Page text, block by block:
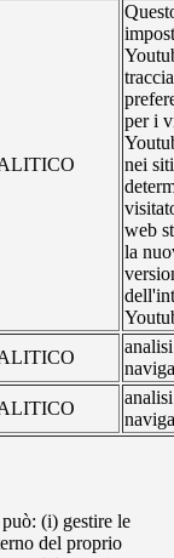
per i
nei
web
la
(i) gestire le
del proprio